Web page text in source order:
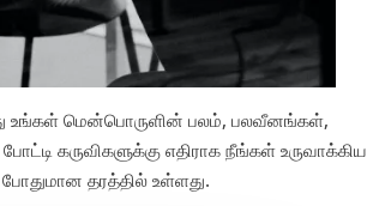
உங்கள் மென்பொருளின் பலம், பலவீனங்கள்,
கருவிகளுக்கு எதிராக நீங்கள் உருவாக்கிய
தரத்தில் உள்ளது.